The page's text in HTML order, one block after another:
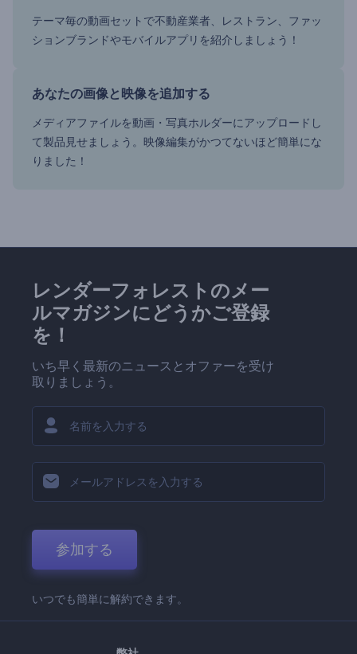
テーマ毎の動画セットで不動産業者、レストラン、ファッ
ションブランドやモバイルアプリを紹介しましょう！
あなたの画像と映像を追加する
メディアファイルを動画・写真ホルダーにアップロードし
て製品見せましょう。映像編集がかつてないほど簡単にな
りました！
レンダーフォレストのメー
ルマガジンにどうかご登録
を！
いち早く最新のニュースとオファーを受け
取りましょう。
参加する
いつでも簡単に解約できます。